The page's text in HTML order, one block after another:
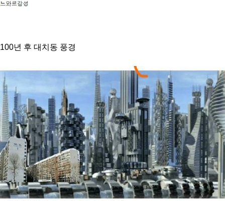
100년 후 대치동 풍경